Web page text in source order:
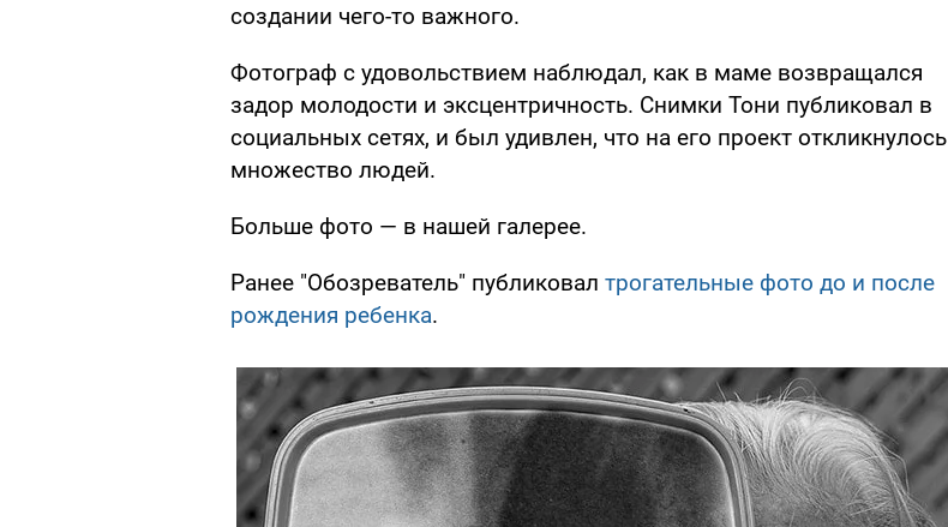
создании чего-то важного.
Фотограф с удовольствием наблюдал, как в маме возвращался
задор молодости и эксцентричность. Снимки Тони публиковал в
социальных сетях, и был удивлен, что на его проект откликнулось
множество людей.
Больше фото — в нашей галерее.
Ранее "Обозреватель" публиковал трогательные фото до и после
рождения ребенка.